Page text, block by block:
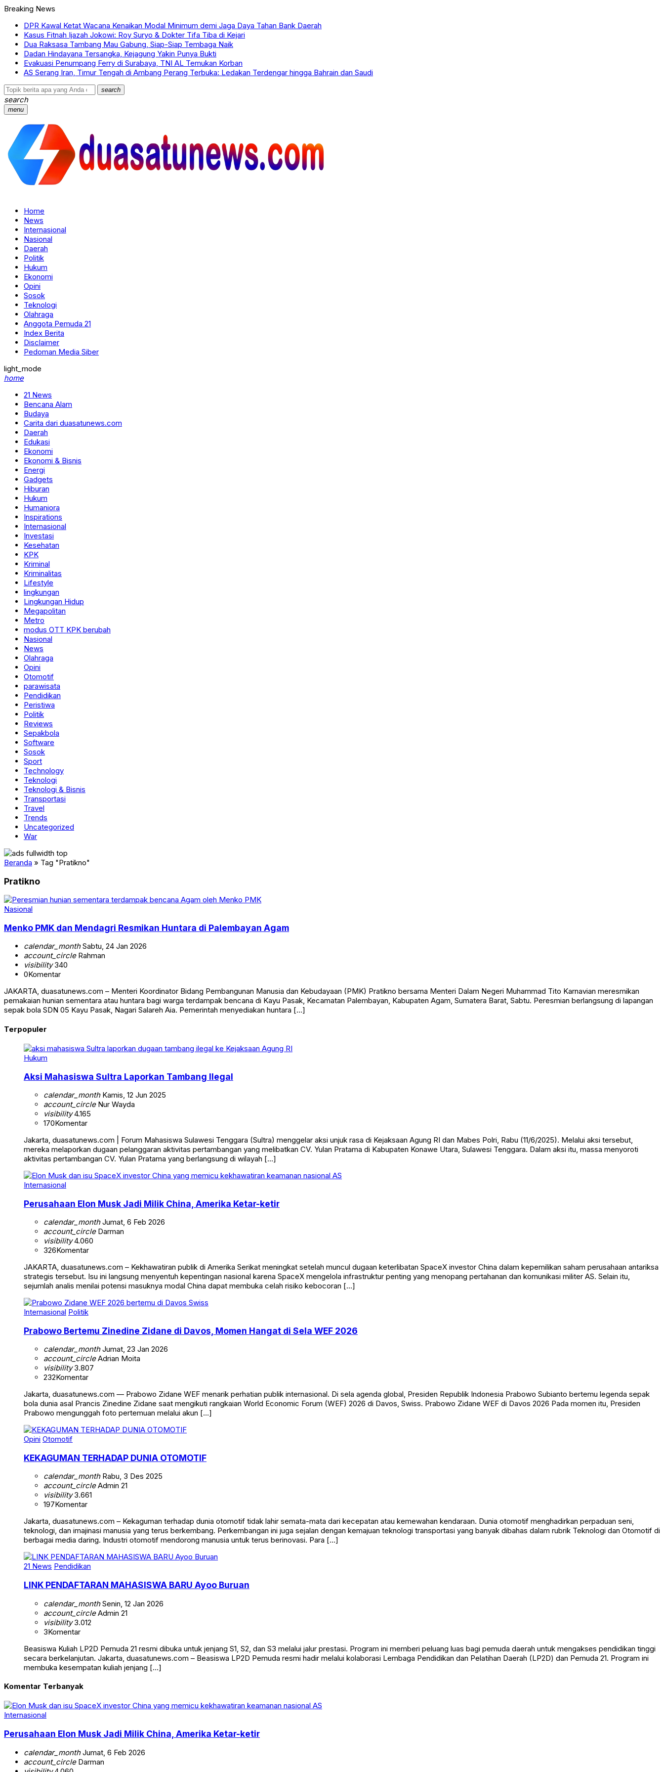
Breaking News
DPR Kawal Ketat Wacana Kenaikan Modal Minimum demi Jaga Daya Tahan Bank Daerah
Kasus Fitnah Ijazah Jokowi: Roy Suryo & Dokter Tifa Tiba di Kejari
Dua Raksasa Tambang Mau Gabung, Siap-Siap Tembaga Naik
Dadan Hindayana Tersangka, Kejagung Yakin Punya Bukti
Evakuasi Penumpang Ferry di Surabaya, TNI AL Temukan Korban
AS Serang Iran, Timur Tengah di Ambang Perang Terbuka: Ledakan Terdengar hingga Bahrain dan Saudi
search
search
menu
Home
News
Internasional
Nasional
Daerah
Politik
Hukum
Ekonomi
Opini
Sosok
Teknologi
Olahraga
Anggota Pemuda 21
Index Berita
Disclaimer
Pedoman Media Siber
light_mode
home
21 News
Bencana Alam
Budaya
Carita dari duasatunews.com
Daerah
Edukasi
Ekonomi
Ekonomi & Bisnis
Energi
Gadgets
Hiburan
Hukum
Humaniora
Inspirations
Internasional
Investasi
Kesehatan
KPK
Kriminal
Kriminalitas
Lifestyle
lingkungan
Lingkungan Hidup
Megapolitan
Metro
modus OTT KPK berubah
Nasional
News
Olahraga
Opini
Otomotif
parawisata
Pendidikan
Peristiwa
Politik
Reviews
Sepakbola
Software
Sosok
Sport
Technology
Teknologi
Teknologi & Bisnis
Transportasi
Travel
Trends
Uncategorized
War
Beranda » Tag "Pratikno"
Pratikno
Nasional
Menko PMK dan Mendagri Resmikan Huntara di Palembayan Agam
calendar_monthSabtu, 24 Jan 2026
account_circleRahman
visibility340
0Komentar
JAKARTA, duasatunews.com – Menteri Koordinator Bidang Pembangunan Manusia dan Kebudayaan (PMK) Pratikno bersama Menteri Dalam Negeri Muhammad Tito Karnavian meresmikan
pemakaian hunian sementara atau huntara bagi warga terdampak bencana di Kayu Pasak, Kecamatan Palembayan, Kabupaten Agam, Sumatera Barat, Sabtu. Peresmian berlangsung di lapangan
sepak bola SDN 05 Kayu Pasak, Nagari Salareh Aia. Pemerintah menyediakan huntara […]
Terpopuler
Hukum
Aksi Mahasiswa Sultra Laporkan Tambang Ilegal
calendar_monthKamis, 12 Jun 2025
account_circleNur Wayda
visibility4.165
170Komentar
Jakarta, duasatunews.com | Forum Mahasiswa Sulawesi Tenggara (Sultra) menggelar aksi unjuk rasa di Kejaksaan Agung RI dan Mabes Polri, Rabu (11/6/2025). Melalui aksi tersebut,
mereka melaporkan dugaan pelanggaran aktivitas pertambangan yang melibatkan CV. Yulan Pratama di Kabupaten Konawe Utara, Sulawesi Tenggara. Dalam aksi itu, massa menyoroti
aktivitas pertambangan CV. Yulan Pratama yang berlangsung di wilayah […]
Internasional
Perusahaan Elon Musk Jadi Milik China, Amerika Ketar-ketir
calendar_monthJumat, 6 Feb 2026
account_circleDarman
visibility4.060
326Komentar
JAKARTA, duasatunews.com – Kekhawatiran publik di Amerika Serikat meningkat setelah muncul dugaan keterlibatan SpaceX investor China dalam kepemilikan saham perusahaan antariksa
strategis tersebut. Isu ini langsung menyentuh kepentingan nasional karena SpaceX mengelola infrastruktur penting yang menopang pertahanan dan komunikasi militer AS. Selain itu,
sejumlah analis menilai potensi masuknya modal China dapat membuka celah risiko kebocoran […]
Internasional Politik
Prabowo Bertemu Zinedine Zidane di Davos, Momen Hangat di Sela WEF 2026
calendar_monthJumat, 23 Jan 2026
account_circleAdrian Moita
visibility3.807
232Komentar
Jakarta, duasatunews.com — Prabowo Zidane WEF menarik perhatian publik internasional. Di sela agenda global, Presiden Republik Indonesia Prabowo Subianto bertemu legenda sepak
bola dunia asal Prancis Zinedine Zidane saat mengikuti rangkaian World Economic Forum (WEF) 2026 di Davos, Swiss. Prabowo Zidane WEF di Davos 2026 Pada momen itu, Presiden
Prabowo mengunggah foto pertemuan melalui akun […]
Opini Otomotif
KEKAGUMAN TERHADAP DUNIA OTOMOTIF
calendar_monthRabu, 3 Des 2025
account_circleAdmin 21
visibility3.661
197Komentar
Jakarta, duasatunews.com – Kekaguman terhadap dunia otomotif tidak lahir semata-mata dari kecepatan atau kemewahan kendaraan. Dunia otomotif menghadirkan perpaduan seni,
teknologi, dan imajinasi manusia yang terus berkembang. Perkembangan ini juga sejalan dengan kemajuan teknologi transportasi yang banyak dibahas dalam rubrik Teknologi dan Otomotif di
berbagai media daring. Industri otomotif mendorong manusia untuk terus berinovasi. Para […]
21 News Pendidikan
LINK PENDAFTARAN MAHASISWA BARU Ayoo Buruan
calendar_monthSenin, 12 Jan 2026
account_circleAdmin 21
visibility3.012
3Komentar
Beasiswa Kuliah LP2D Pemuda 21 resmi dibuka untuk jenjang S1, S2, dan S3 melalui jalur prestasi. Program ini memberi peluang luas bagi pemuda daerah untuk mengakses pendidikan tinggi
secara berkelanjutan. Jakarta, duasatunews.com – Beasiswa LP2D Pemuda resmi hadir melalui kolaborasi Lembaga Pendidikan dan Pelatihan Daerah (LP2D) dan Pemuda 21. Program ini
membuka kesempatan kuliah jenjang […]
Komentar Terbanyak
Internasional
Perusahaan Elon Musk Jadi Milik China, Amerika Ketar-ketir
calendar_monthJumat, 6 Feb 2026
account_circleDarman